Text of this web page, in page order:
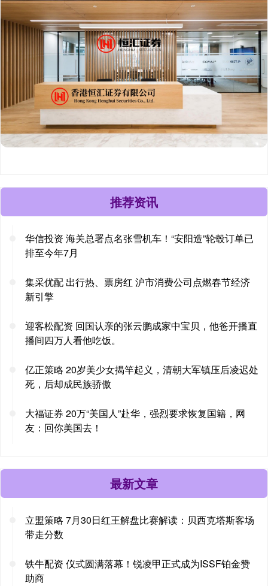
推荐资讯
华信投资 海关总署点名张雪机车！“安阳造”轮毂订单已
排至今年7月
集采优配 出行热、票房红 沪市消费公司点燃春节经济
新引擎
迎客松配资 回国认亲的张云鹏成家中宝贝，他爸开播直
播间四万人看他吃饭。
亿正策略 20岁美少女揭竿起义，清朝大军镇压后凌迟处
死，后却成民族骄傲
大福证券 20万“美国人”赴华，强烈要求恢复国籍，网
友：回你美国去！
最新文章
立盟策略 7月30日红王解盘比赛解读：贝西克塔斯客场
带走分数
铁牛配资 仪式圆满落幕！锐凌甲正式成为ISSF铂金赞
助商